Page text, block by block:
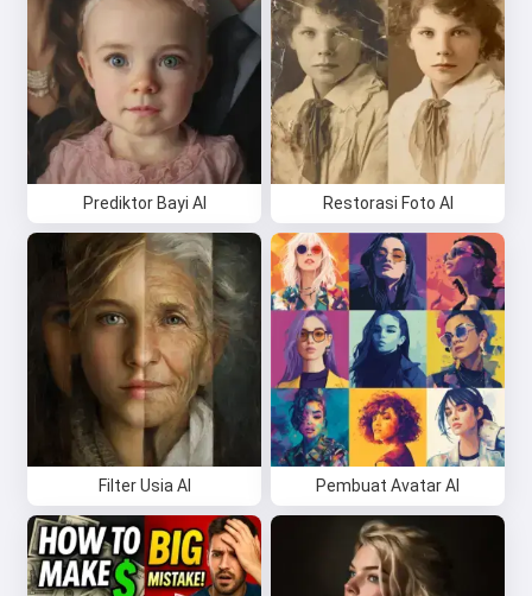
Prediktor Bayi AI Restorasi Foto AI
Filter Usia AI Pembuat Avatar AI